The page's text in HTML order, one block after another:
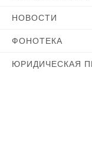
НОВОСТИ
ФОНОТЕКА
ЮРИДИЧЕСКАЯ